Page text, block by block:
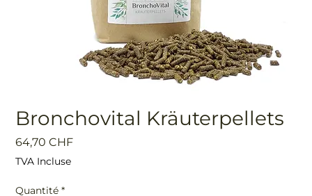
Bronchovital Kräuterpellets
64,70 CHFPrix
TVA Incluse
Quantité *